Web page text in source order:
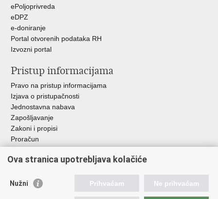
ePoljoprivreda
eDPZ
e-doniranje
Portal otvorenih podataka RH
Izvozni portal
Pristup informacijama
Pravo na pristup informacijama
Izjava o pristupačnosti
Jednostavna nabava
Zapošljavanje
Zakoni i propisi
Proračun
RH
Važne poveznice
Ova stranica upotrebljava kolačiće
Nužni Prihvaćam Ne prihvaćam